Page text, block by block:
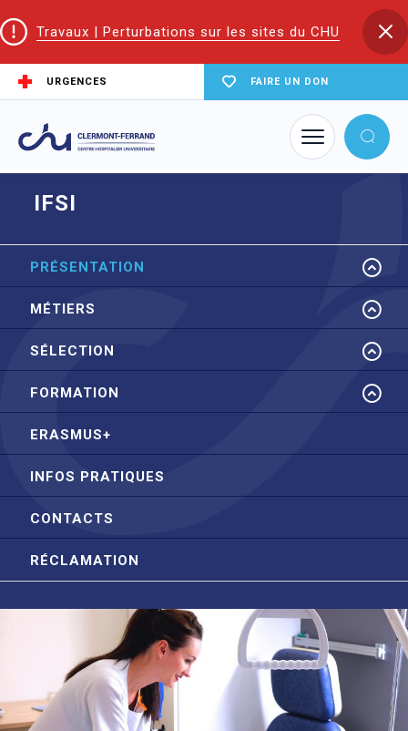
Travaux | Perturbations sur les sites du CHU
URGENCES FAIRE UN DON
Accueil
EIFS | Écoles et Instituts de Formation en Santé
IFSI
IFSI
PRÉSENTATION
MÉTIERS
SÉLECTION
FORMATION
ERASMUS+
INFOS PRATIQUES
CONTACTS
RÉCLAMATION